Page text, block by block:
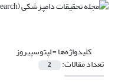
کلیدواژه‌ها =لپتوسپیروز
تعداد مقالات: 2